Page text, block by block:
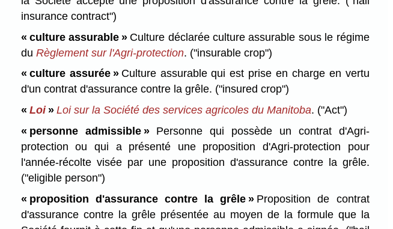
insurance contract")
« culture assurable » Culture déclarée culture assurable sous le régime
du Règlement sur l'Agri-protection. ("insurable crop")
« culture assurée »Culture assurable qui est prise en charge en vertu
d'un contrat d'assurance contre la grêle. ("insured crop")
« Loi» Loi sur la Société des services agricoles du Manitoba. ("Act")
« personne admissible »Personne qui possède un contrat d'Agri-
protection ou qui a présenté une proposition d'Agri-protection pour
l'année-récolte visée par une proposition d'assurance contre la grêle.
("eligible person")
« proposition d'assurance contre la grêle » Proposition de contrat
d'assurance contre la grêle présentée au moyen de la formule que la